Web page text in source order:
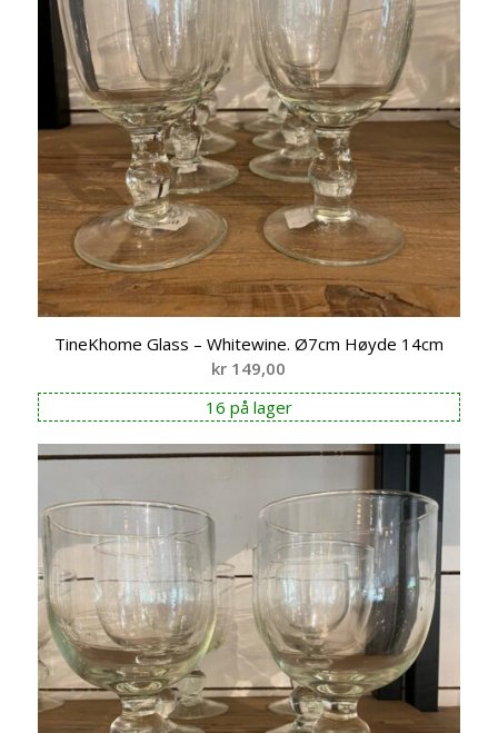
TineKhome Glass – Whitewine. Ø7cm Høyde 14cm
kr 149,00
16 på lager